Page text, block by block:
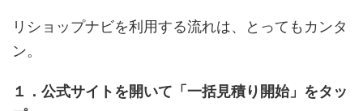
リショップナビを利用する流れは、とってもカンタ
ン。
１．公式サイトを開いて「一括見積り開始」をタッ